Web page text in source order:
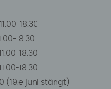
18.30
18.30
18.30
18.30
(19:e juni stängt)